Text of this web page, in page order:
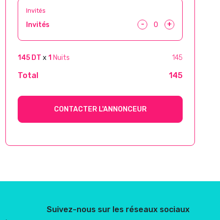
Invités
Invités - +
145 DT x 1 Nuits 145
Total 145
CONTACTER L'ANNONCEUR
Suivez-nous sur les réseaux sociaux